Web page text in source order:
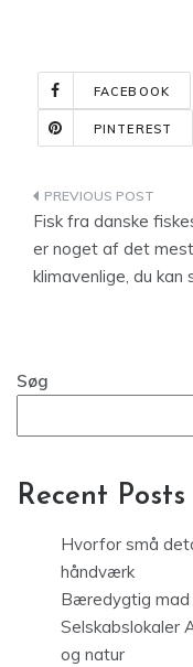
FACEBOOK
PINTEREST
Fisk fra danske
er noget af det mest
klimavenlige, du kan
Søg
Recent Posts
Hvorfor små
håndværk
Bæredygtig mad
Selskabslokaler
og natur